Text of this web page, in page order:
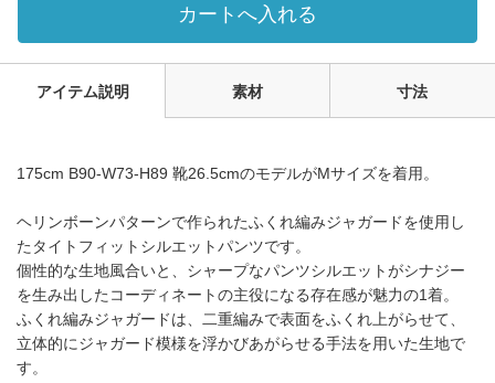
カートへ入れる
アイテム説明 素材 寸法
175cm B90-W73-H89 靴26.5cmのモデルがMサイズを着用。
ヘリンボーンパターンで作られたふくれ編みジャガードを使用し
たタイトフィットシルエットパンツです。
個性的な生地風合いと、シャープなパンツシルエットがシナジー
を生み出したコーディネートの主役になる存在感が魅力の1着。
ふくれ編みジャガードは、二重編みで表面をふくれ上がらせて、
立体的にジャガード模様を浮かびあがらせる手法を用いた生地で
す。